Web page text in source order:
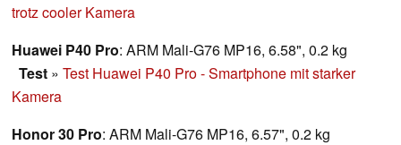
trotz cooler Kamera
Huawei P40 Pro: ARM Mali-G76 MP16, 6.58", 0.2 kg
Test » Test Huawei P40 Pro - Smartphone mit starker
Kamera
Honor 30 Pro: ARM Mali-G76 MP16, 6.57", 0.2 kg